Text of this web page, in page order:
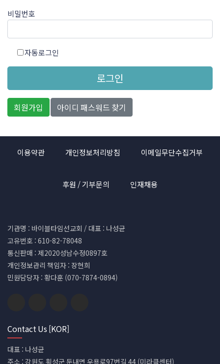
비밀번호
자동로그인
로그인
회원가입 아이디 패스워드 찾기
이용약관 개인정보처리방침 이메일무단수집거부
후원 / 기부문의 인재채용
기관명 : 바이블타임선교회 / 대표 : 나성균
고유번호 : 610-82-78048
통신판매 : 제2020성남수정0897호
개인정보관리 책임자 : 장현희
민원담당자 : 황다훈 (070-7874-0894)
Contact Us [KOR]
대표 : 나성균
주소 : 강원도 횡성군 둔내면 우용로97번길 44 (미라클센터)